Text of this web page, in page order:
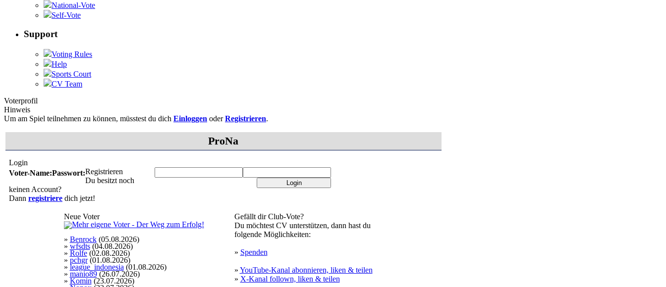
National-Vote
Self-Vote
Support
Voting Rules
Help
Sports Court
CV Team
Voterprofil
Hinweis
Um am Spiel teilnehmen zu können, müsstest du dich Einloggen oderRegistrieren.
ProNa
Login
Voter-Name:Passwort:Registrieren
Du besitzt noch
keinen Account?
Dann registriere dich jetzt!
Neue Voter
» Benrock(05.08.2026)
» wfsdts(04.08.2026)
» Rolfe(02.08.2026)
» pchgr(01.08.2026)
» league_indonesia (01.08.2026)
» manio89(26.07.2026)
» Komin (23.07.2026)
Gefällt dir Club-Vote?
Du möchtest CV unterstützen, dann hast du
folgende Möglichkeiten:
» Spenden
» YouTube-Kanal abonnieren, liken & teilen
» X-Kanal follown, liken & teilen